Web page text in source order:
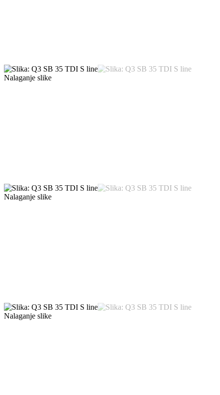
Nalaganje slike
Nalaganje slike
Nalaganje slike